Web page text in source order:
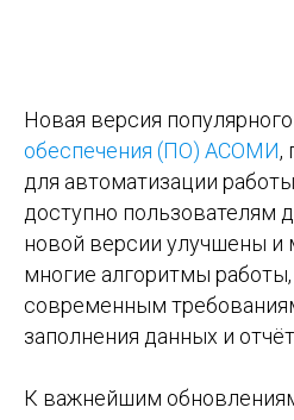
Новая версия популярного
обеспечения (ПО) АСОМИ,
для автоматизации
доступно пользователям
новой версии улучшены
многие алгоритмы
современным
заполнения данных и
К важнейшим